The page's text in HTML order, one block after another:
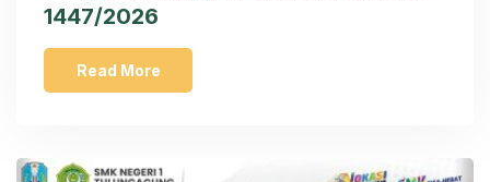
1447/2026
Read More